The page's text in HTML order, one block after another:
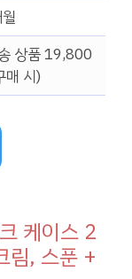
상품 19,800
매 시)
케이스 2
림, 스푼 +